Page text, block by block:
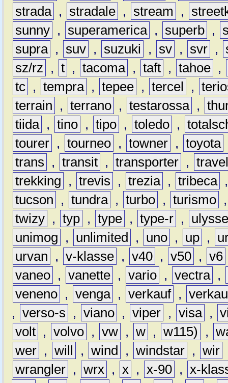
strada , stradale , stream ,
sunny , superamerica , superb ,
supra , suv , suzuki , sv , svr ,
sz/rz
, t , tacoma , taft , tahoe ,
tc , tempra , tepee , tercel ,
terrain
, terrano , testarossa ,
tiida , tino , tipo , toledo ,
tourer , tourneo , towner , toyota
trans
, transit , transporter ,
trekking
, trevis , trezia , tribeca
tucson
, tundra , turbo , turismo
twizy , typ , type , type-r ,
unimog
, unlimited , uno , up ,
urvan
, v-klasse , v40 , v50 , v6
vaneo , vanette , vario , vectra ,
veneno , venga , verkauf ,
, verso-s , viano , viper , visa ,
volt , volvo , vw , w , w115) ,
wer , will , wind , windstar , wir
wrangler , wrx , x , x-90 , x-